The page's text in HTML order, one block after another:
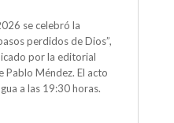
se celebró la
perdidos de Dios”,
por la editorial
Pablo Méndez. El acto
a las 19:30 horas.